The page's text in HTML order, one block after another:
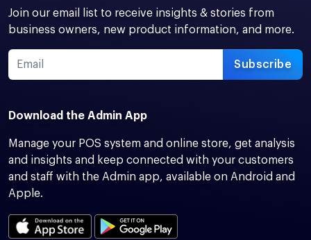
Join our email list to receive insights & stories from
business owners, new product information, and more.
Subscribe
Download the Admin App
Manage your POS system and online store, get analysis
and insights and keep connected with your customers
and staff with the Admin app, available on Android and
Apple.